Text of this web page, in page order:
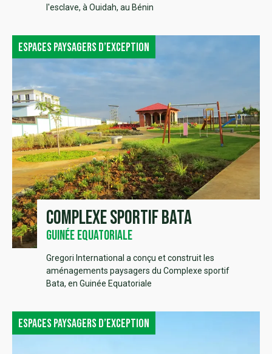
l'esclave, à Ouidah, au Bénin
Espaces paysagers d’exception
Complexe sportif Bata
Guinée Equatoriale
Gregori International a conçu et construit les
aménagements paysagers du Complexe sportif
Bata, en Guinée Equatoriale
Espaces paysagers d’exception